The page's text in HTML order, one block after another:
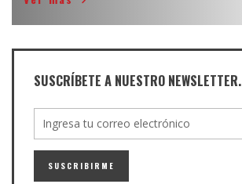
SUSCRÍBETE A NUESTRO NEWSLETTER.